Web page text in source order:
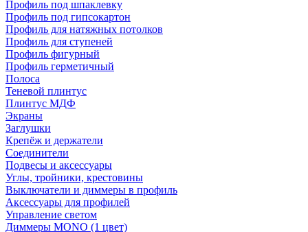
Профиль под шпаклевку
Профиль под гипсокартон
Профиль для натяжных потолков
Профиль для ступеней
Профиль фигурный
Профиль герметичный
Полоса
Теневой плинтус
Плинтус МДФ
Экраны
Заглушки
Крепёж и держатели
Соединители
Подвесы и аксессуары
Углы, тройники, крестовины
Выключатели и диммеры в профиль
Аксессуары для профилей
Управление светом
Диммеры MONO (1 цвет)